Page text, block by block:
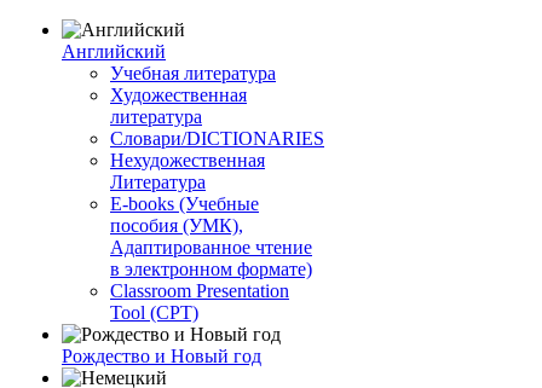
Английский
Учебная литература
Художественная
литература
Словари/DICTIONARIES
Нехудожественная
Литература
E-books (Учебные
пособия (УМК),
Адаптированное чтение
в электронном формате)
Classroom Presentation
Tool (CPT)
Рождество и Новый год